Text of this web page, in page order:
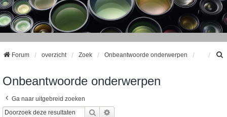
Forum overzicht Zoek Onbeantwoorde onderwerpen
Onbeantwoorde onderwerpen
Ga naar uitgebreid zoeken
Zoek